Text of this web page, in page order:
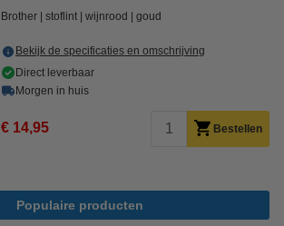
Brother stoflint wijnrood goud
Bekijk de specificaties en omschrijving
Direct leverbaar
Morgen in huis
€ 14,95 Bestellen
Populaire producten